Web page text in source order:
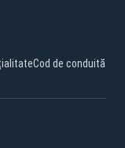
Cod de conduită